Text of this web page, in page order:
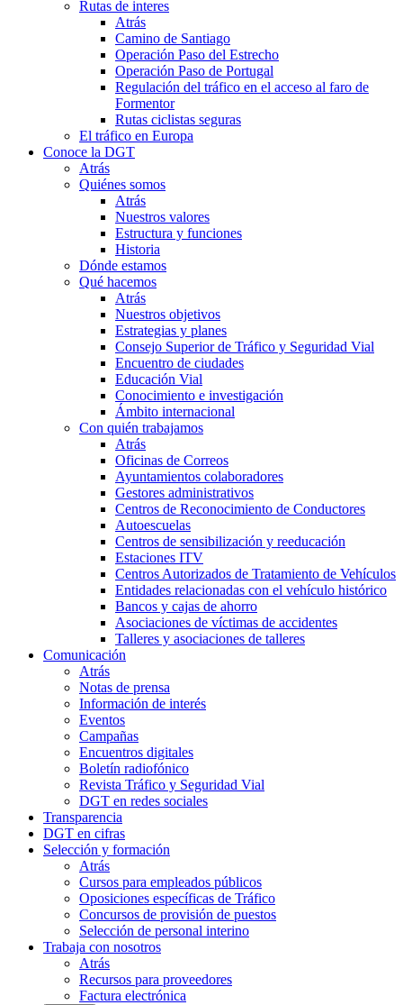
Rutas de interes
Atrás
Camino de Santiago
Operación Paso del Estrecho
Operación Paso de Portugal
Regulación del tráfico en el acceso al faro de
Formentor
Rutas ciclistas seguras
El tráfico en Europa
Conoce la DGT
Atrás
Quiénes somos
Atrás
Nuestros valores
Estructura y funciones
Historia
Dónde estamos
Qué hacemos
Atrás
Nuestros objetivos
Estrategias y planes
Consejo Superior de Tráfico y Seguridad Vial
Encuentro de ciudades
Educación Vial
Conocimiento e investigación
Ámbito internacional
Con quién trabajamos
Atrás
Oficinas de Correos
Ayuntamientos colaboradores
Gestores administrativos
Centros de Reconocimiento de Conductores
Autoescuelas
Centros de sensibilización y reeducación
Estaciones ITV
Centros Autorizados de Tratamiento de Vehículos
Entidades relacionadas con el vehículo histórico
Bancos y cajas de ahorro
Asociaciones de víctimas de accidentes
Talleres y asociaciones de talleres
Comunicación
Atrás
Notas de prensa
Información de interés
Eventos
Campañas
Encuentros digitales
Boletín radiofónico
Revista Tráfico y Seguridad Vial
DGT en redes sociales
Transparencia
DGT en cifras
Selección y formación
Atrás
Cursos para empleados públicos
Oposiciones específicas de Tráfico
Concursos de provisión de puestos
Selección de personal interino
Trabaja con nosotros
Atrás
Recursos para proveedores
Factura electrónica